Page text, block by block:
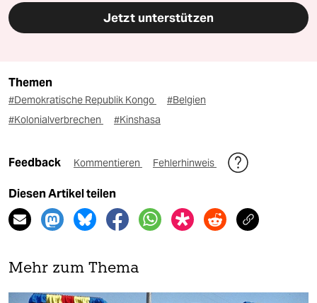
Jetzt unterstützen
Themen
#Demokratische Republik Kongo
#Belgien
#Kolonialverbrechen
#Kinshasa
Feedback Kommentieren Fehlerhinweis
Diesen Artikel teilen
Mehr zum Thema